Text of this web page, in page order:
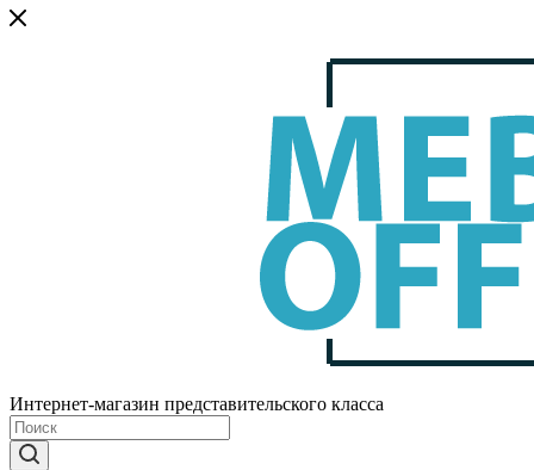
Интернет-магазин представительского класса